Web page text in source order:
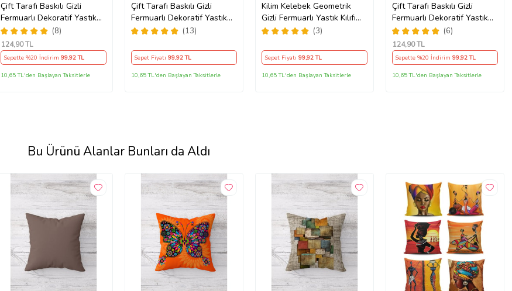
Çift Tarafı Baskılı Gizli
Fermuarlı Dekoratif Yastık
Kılıfı Kırlent Kılıfı Koltuk
Yastık Kılıfı (Çok Renkli)
(8)
124,90 TL
Sepette %20 İndirim 99,92 TL
10,65 TL'den Başlayan Taksitlerle
Çift Tarafı Baskılı Gizli
Fermuarlı Dekoratif Yastık
Kılıfı Kırlent Kılıfı Koltuk
(13)
Sepet Fiyatı 99,92 TL
10,65 TL'den Başlayan Taksitlerle
Kilim Kelebek Geometrik
Gizli Fermuarlı Yastık Kılıfı
Kırlent Kılıfı Koltuk Yastık
(3)
Sepet Fiyatı99,92 TL
10,65 TL'den Başlayan Taksitlerle
Çift Tarafı Baskılı Gizli
Fermuarlı Dekoratif Yastık
Kılıfı Kırlent Kılıfı Koltuk
Yastık Kılıfı (Çok Renkli)
(6)
124,90 TL
Sepette %20 İndirim99,92 TL
10,65 TL'den Başlayan Taksitlerle
Bu Ürünü Alanlar Bunları da Aldı